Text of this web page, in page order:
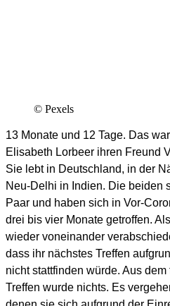
© Pexels
13 Monate und 12 Tage. Das
Elisabeth Lorbeer ihren Freund
Sie lebt in Deutschland, in der
Neu-Delhi in Indien. Die beiden
Paar und haben sich in Vor-
drei bis vier Monate getroffen.
wieder voneinander
dass ihr nächstes Treffen
nicht stattfinden würde. Aus
Treffen wurde nichts. Es